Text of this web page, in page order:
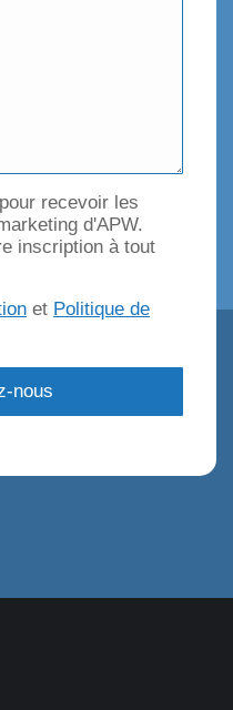
recevoir les
d'APW.
inscription à tout
et Politique de